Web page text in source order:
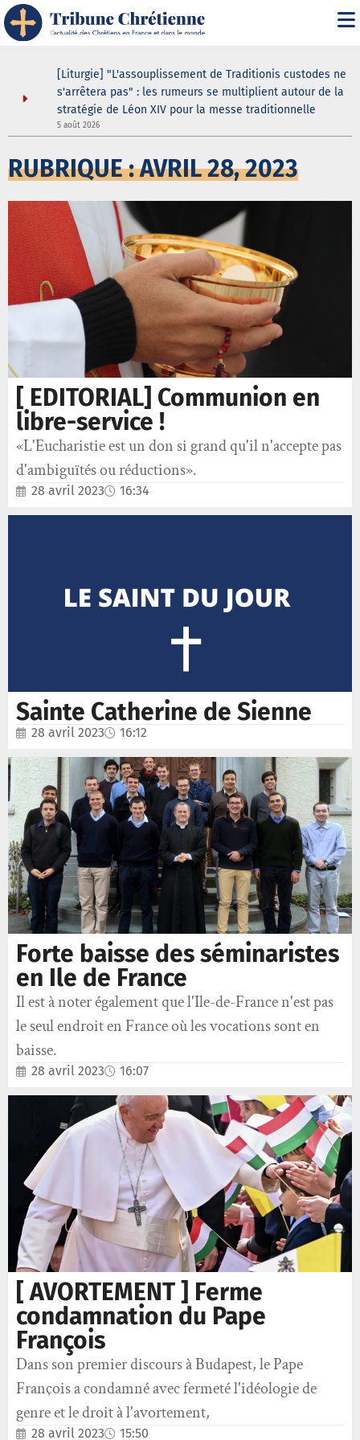
[Liturgie] "L'assouplissement de Traditionis custodes ne
s'arrêtera pas" : les rumeurs se multiplient autour de la
stratégie de Léon XIV pour la messe traditionnelle
5 août 2026
RUBRIQUE : AVRIL 28, 2023
[ EDITORIAL] Communion en
libre-service !
«L'Eucharistie est un don si grand qu'il n'accepte pas
d'ambiguïtés ou réductions».
28 avril 2023 16:34
Sainte Catherine de Sienne
28 avril 2023 16:12
Forte baisse des séminaristes
en Ile de France
Il est à noter également que l'Ile-de-France n'est pas
le seul endroit en France où les vocations sont en
baisse.
28 avril 2023 16:07
[ AVORTEMENT ] Ferme
condamnation du Pape
François
Dans son premier discours à Budapest, le Pape
François a condamné avec fermeté l'idéologie de
genre et le droit à l'avortement,
28 avril 2023 15:50